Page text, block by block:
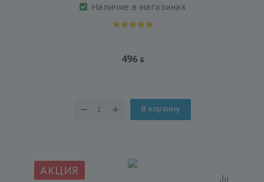
Наличие в магазинах
496
В корзину
АКЦИЯ